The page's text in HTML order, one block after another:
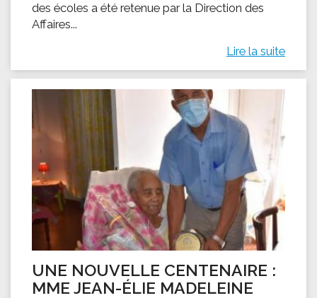
des écoles a été retenue par la Direction des
Affaires...
Lire la suite
UNE NOUVELLE CENTENAIRE :
MME JEAN-ÉLIE MADELEINE